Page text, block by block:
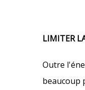
LIMITER
Outre
beaucoup